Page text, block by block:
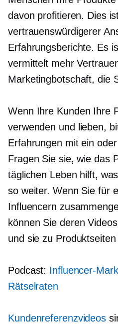
davon profitieren. Dies
vertrauenswürdigerer
Erfahrungsberichte. Es
vermittelt mehr
Marketingbotschaft, die
Wenn Ihre Kunden Ihre
verwenden und lieben,
Erfahrungen mit ein
Fragen Sie sie, wie das
täglichen Leben hilft,
so weiter. Wenn Sie für
Influencern
können Sie deren
und sie zu
Podcast: Influencer-
Rätselraten
Kundenreferenzvideos